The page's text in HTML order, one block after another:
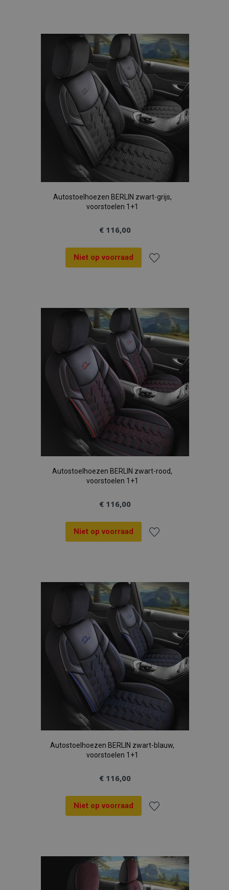
aan
verlanglijst
Autostoelhoezen BERLIN zwart-grijs,
voorstoelen 1+1
€ 116,00
Niet op voorraad
aan
verlanglijst
Autostoelhoezen BERLIN zwart-rood,
voorstoelen 1+1
€ 116,00
Niet op voorraad
aan
verlanglijst
Autostoelhoezen BERLIN zwart-blauw,
voorstoelen 1+1
€ 116,00
Niet op voorraad
aan
verlanglijst